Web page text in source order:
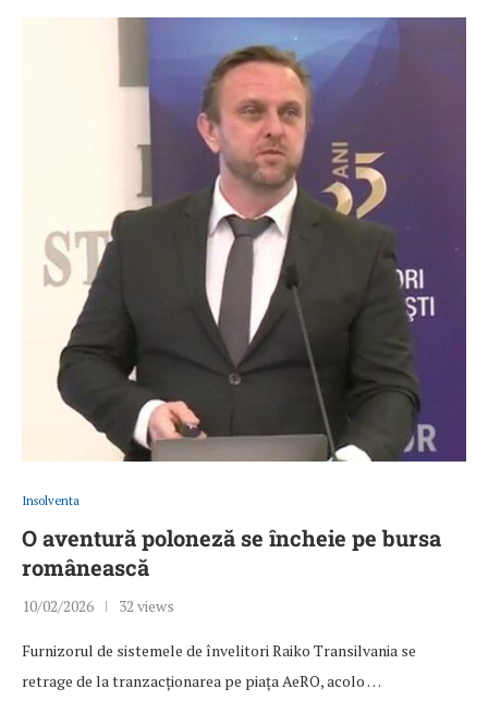
Insolventa
O aventură poloneză se încheie pe bursa
românească
10/02/2026 32 views
Furnizorul de sistemele de învelitori Raiko Transilvania se
retrage de la tranzacționarea pe piața AeRO, acolo …